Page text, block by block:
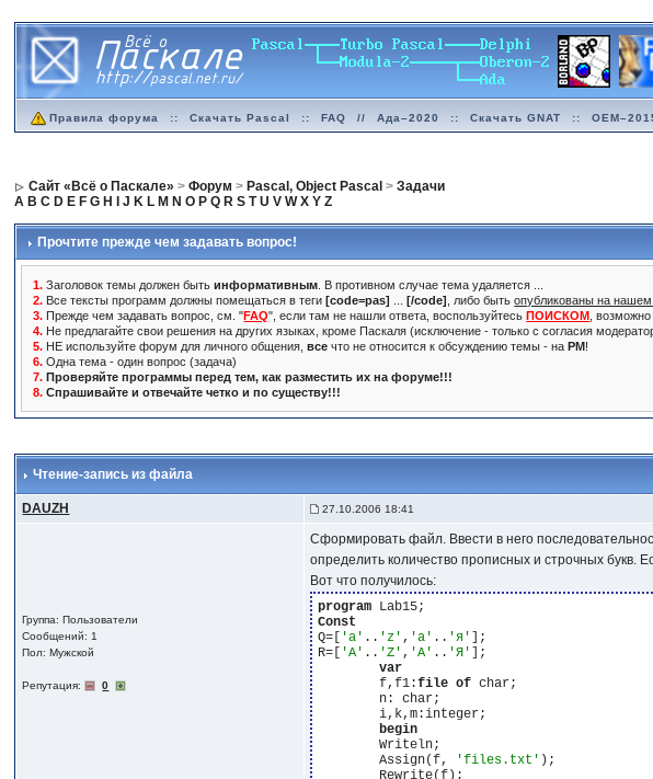
Правила форума :: Скачать Pascal :: FAQ // Ада–2020 :: Скачать GNAT ::
Сайт «Всё о Паскале» >Форум > Pascal, Object Pascal >Задачи
A B C D E F G H J K L M N O P Q R S T U V W X Y Z
Прочтите прежде чем задавать вопрос!
1. Заголовок темы должен бытьинформативным . В противном случае тема удаляется ...
2. Все тексты программ должны помещаться в теги[code=pas] ...[/code] , либо бытьопубликованы на нашем
3. Прежде чем задавать вопрос, см. "FAQ", если там не нашли ответа, воспользуйтесьПОИСКОМ ,
4. Не предлагайте свои решения на других языках, кроме Паскаля (исключение - только с согласия
5. НЕ используйте форум для личного общения,все что не относится к обсуждению темы - наPM!
6. Одна тема - один вопрос (задача)
7. Проверяйте программы перед тем, как разместить их на форуме!!!
8. Спрашивайте и отвечайте четко и по существу!!!
Чтение-запись из файла
DAUZH 27.10.2006 18:41
Группа: Пользователи
Сообщений: 1
Пол: Мужской
Репутация: 0
Сформировать файл. Ввести в него
определить количество прописных и строчных букв.
Вот что получилось:
program
Const
Q=[
'a' .. 'z' , 'а' .. 'я'
];
R=[
'A' .. 'Z' , 'А' .. 'Я'
];
var
        f,f1:
file of char;
        n: char;
        i,k,m:integer;
begin
        Writeln;
        Assign(f,
'files.txt' );
        Rewrite(f);